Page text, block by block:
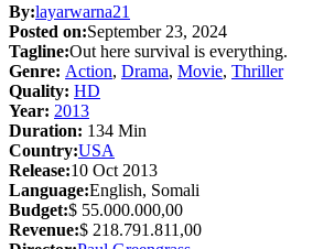
By:layarwarna21
Posted on:September 23, 2024
Tagline:Out here survival is everything.
Genre: Action, Drama, Movie, Thriller
Quality: HD
Year: 2013
Duration: 134 Min
Country:USA
Release:10 Oct 2013
Language:English, Somali
Budget:$ 55.000.000,00
Revenue:$ 218.791.811,00